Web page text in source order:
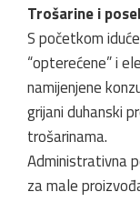
Trošarine i
S početkom
“opterećene” i
namijenjene
grijani duhanski
trošarinama.
Administrativna
za male